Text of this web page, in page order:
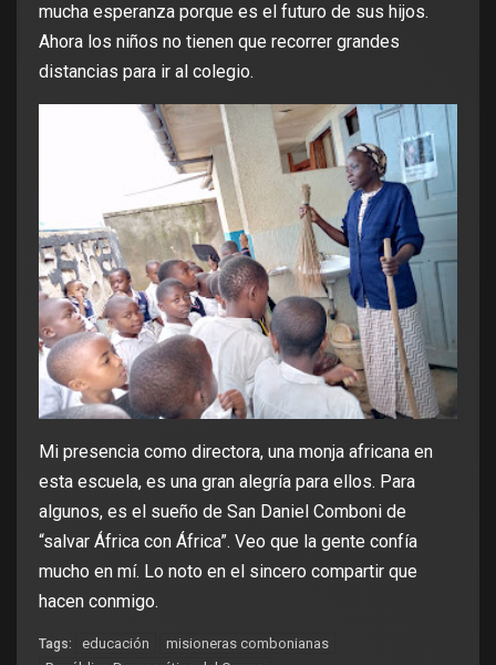
mucha esperanza porque es el futuro de sus hijos.
Ahora los niños no tienen que recorrer grandes
distancias para ir al colegio.
Mi presencia como directora, una monja africana en
esta escuela, es una gran alegría para ellos. Para
algunos, es el sueño de San Daniel Comboni de
“salvar África con África”. Veo que la gente confía
mucho en mí. Lo noto en el sincero compartir que
hacen conmigo.
Tags: educación
misioneras combonianas